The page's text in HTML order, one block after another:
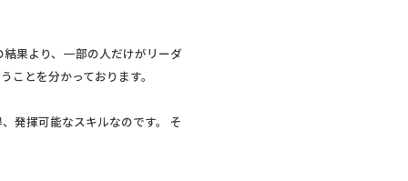
果より、一部の人だけがリーダ
ことを分かっております。
発揮可能なスキルなのです。 そ